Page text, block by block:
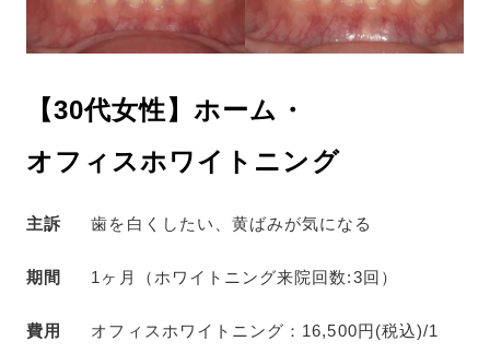
【30代女性】ホーム・
オフィスホワイトニング
主訴 歯を白くしたい、黄ばみが気になる
期間 1ヶ月（ホワイトニング来院回数:3回）
費用
オフィスホワイトニング：16,500円(税込)/1